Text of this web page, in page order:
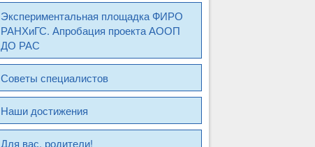
Экспериментальная площадка ФИРО
РАНХиГС. Апробация проекта АООП
ДО РАС
Советы специалистов
Наши достижения
Для вас, родители!